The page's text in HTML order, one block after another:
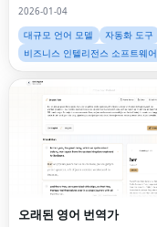
2026-01-04
대규모 언어 모델
자동화 도구
비즈니스 인텔리전스 소프트웨어
오래된 영어 번역가